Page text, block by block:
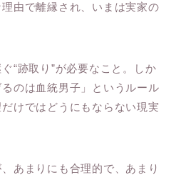
由で離縁され、いまは実家の
“跡取り”が必要なこと。しか
のは血統男子」というルール
けではどうにもならない現実
あまりにも合理的で、あまり